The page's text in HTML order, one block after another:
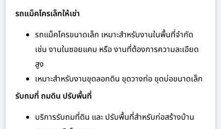
รถแม็คโครเล็กให้เช่า
รถแม็คโครขนาดเล็ก เหมาะสำหรับงานในพื้นที่จำกัด
เช่น งานในซอยแคบ หรือ งานที่ต้องการความละเอียด
สูง
เหมาะสำหรับงานขุดลอกดิน ขุดวางท่อ ขุดบ่อขนาดเล็ก
รับถมที่ ถมดิน ปรับพื้นที่
บริการรับถมที่ดิน และ ปรับพื้นที่สำหรับก่อสร้างบ้าน